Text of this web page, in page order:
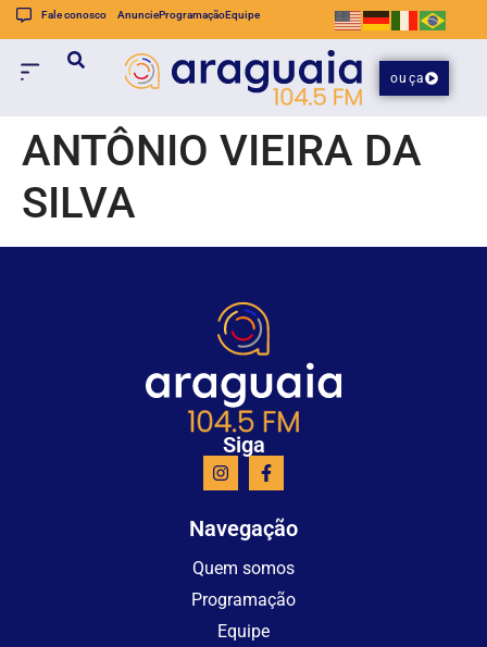
Fale conosco AnuncieProgramaçãoEquipe
ouça
ANTÔNIO VIEIRA DA
SILVA
Siga
Navegação
Quem somos
Programação
Equipe